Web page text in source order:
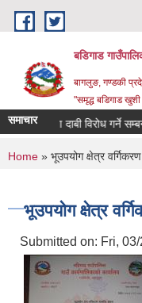
Skip to main content
बडिगाड
बागलुङ, गण्डकी
"समृद्ध बडिगाड खुशी
समाचार
स-प्रमाण दाबी विरोध गर्ने
You are here
Home » भूउपयोग क्षेत्र
भूउपयोग क्षेत्र
Submitted on: Fri,